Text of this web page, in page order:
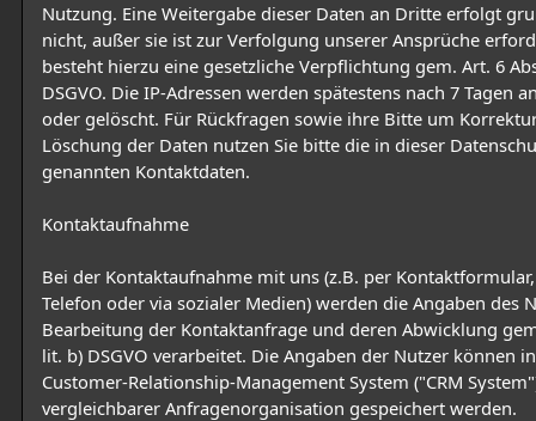
Nutzung. Eine Weitergabe dieser Daten an Dritte erfolgt
nicht, außer sie ist zur Verfolgung unserer Ansprüche
besteht hierzu eine gesetzliche Verpflichtung gem. Art. 6
DSGVO. Die IP-Adressen werden spätestens nach 7 Tagen
oder gelöscht. Für Rückfragen sowie ihre Bitte um
Löschung der Daten nutzen Sie bitte die in dieser
genannten Kontaktdaten.
Kontaktaufnahme
Bei der Kontaktaufnahme mit uns (z.B. per
Telefon oder via sozialer Medien) werden die Angaben des
Bearbeitung der Kontaktanfrage und deren Abwicklung
lit. b) DSGVO verarbeitet. Die Angaben der Nutzer können
Customer-Relationship-Management System ("CRM
vergleichbarer Anfragenorganisation gespeichert werden.